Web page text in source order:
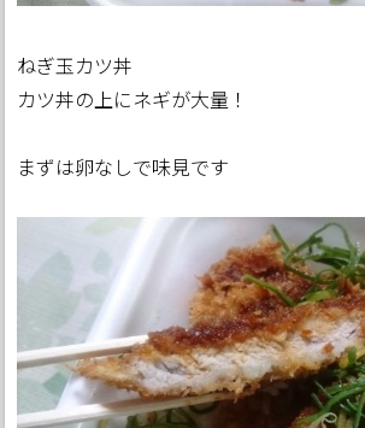
ねぎ玉カツ丼
カツ丼の上にネギが大量！
まずは卵なしで味見です